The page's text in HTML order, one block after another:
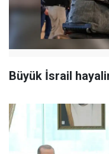
Büyük İsrail